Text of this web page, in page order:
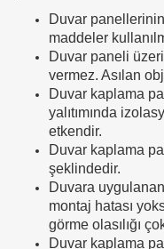
Duvar
maddeler
Duvar paneli
vermez. Asılan
Duvar kaplama
yalıtımında
etkendir.
Duvar kaplama
şeklindedir.
Duvara
montaj hatası
görme olasılığı
Duvar kaplama